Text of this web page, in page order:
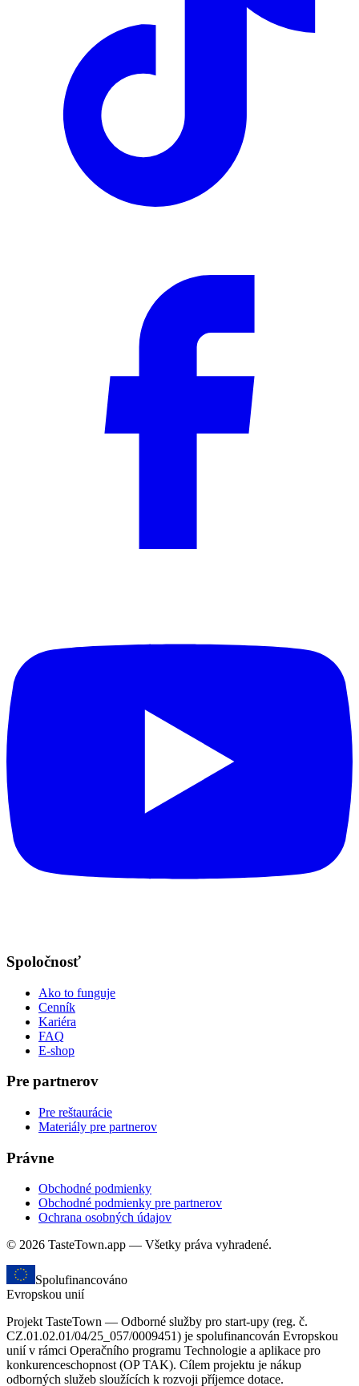
Spoločnosť
Ako to funguje
Cenník
Kariéra
FAQ
E-shop
Pre partnerov
Pre reštaurácie
Materiály pre partnerov
Právne
Obchodné podmienky
Obchodné podmienky pre partnerov
Ochrana osobných údajov
© 2026 TasteTown.app — Všetky práva vyhradené.
Spolufinancováno
Evropskou unií
Projekt TasteTown — Odborné služby pro start-upy (reg. č.
CZ.01.02.01/04/25_057/0009451) je spolufinancován Evropskou
unií v rámci Operačního programu Technologie a aplikace pro
konkurenceschopnost (OP TAK). Cílem projektu je nákup
odborných služeb sloužících k rozvoji příjemce dotace.